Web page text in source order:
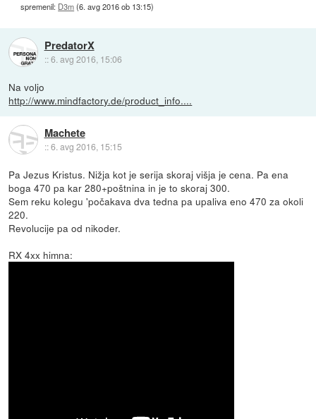
spremenil: D3m(6. avg 2016 ob 13:15)
PredatorX
::6. avg 2016, 15:06
Na voljo
http://www.mindfactory.de/product_info....
Machete
::6. avg 2016, 15:15
Pa Jezus Kristus. Nižja kot je serija skoraj višja je cena. Pa ena
boga 470 pa kar 280+poštnina in je to skoraj 300.
Sem reku kolegu 'počakava dva tedna pa upaliva eno 470 za okoli
220.
Revolucije pa od nikoder.
RX 4xx himna: